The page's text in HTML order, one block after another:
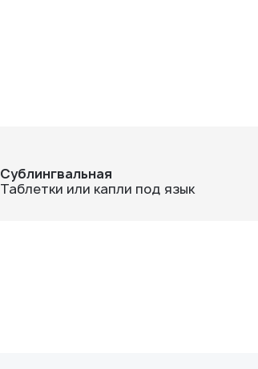
Сублингвальная
Таблетки или капли под язык